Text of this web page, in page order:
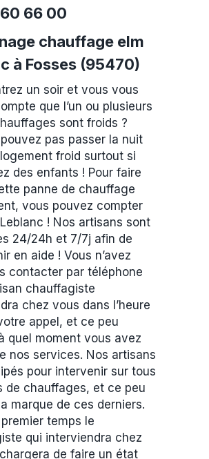
66 00
chauffage elm
à Fosses (95470)
un soir et vous vous
que l’un ou plusieurs
sont froids ?
pas passer la nuit
froid surtout si
des enfants ! Pour faire
panne de chauffage
vous pouvez compter
! Nos artisans sont
24/24h et 7/7j afin de
en aide ! Vous n’avez
contacter par téléphone
chauffagiste
chez vous dans l’heure
appel, et ce peu
quel moment vous avez
nos services. Nos artisans
pour intervenir sur tous
de chauffages, et ce peu
marque de ces derniers.
temps le
qui interviendra chez
de faire un état